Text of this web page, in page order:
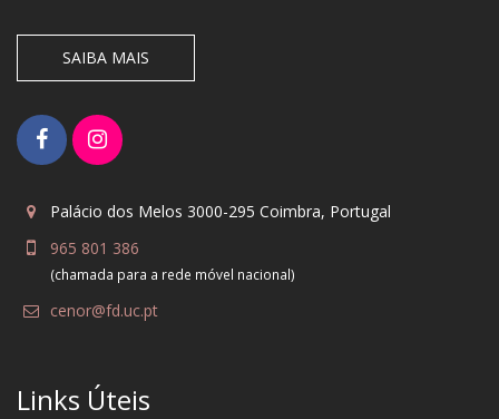
SAIBA MAIS
Palácio dos Melos 3000-295 Coimbra, Portugal
965 801 386
(chamada para a rede móvel nacional)
cenor@fd.uc.pt
Links Úteis